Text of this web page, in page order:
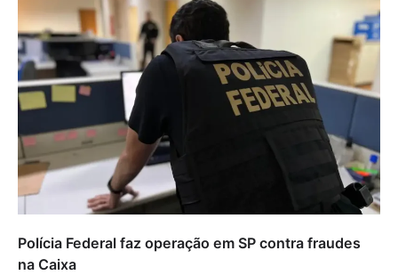
Polícia Federal faz operação em SP contra fraudes
na Caixa